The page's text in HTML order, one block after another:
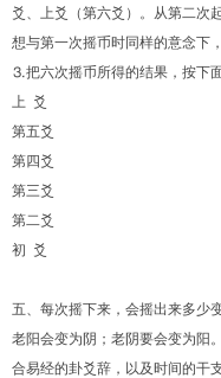
爻、上爻（第六爻）。从第二次
想与第一次摇币时同样的意念下
⒊把六次摇币所得的结果，按下
上 爻
第五爻
第四爻
第三爻
第二爻
初 爻
五、每次摇下来，会摇出来多少
老阳会变为阴；老阴要会变为阳
合易经的卦爻辞，以及时间的干